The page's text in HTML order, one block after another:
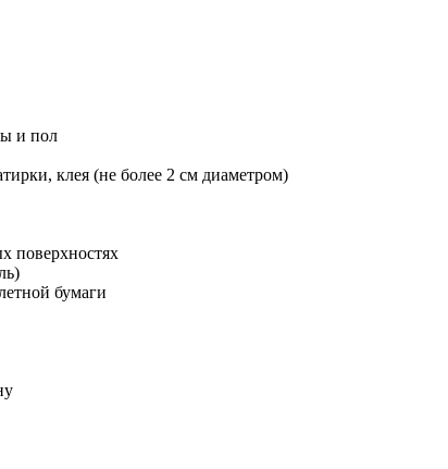
и пол
клея (не более 2 см диаметром)
поверхностях
бумаги